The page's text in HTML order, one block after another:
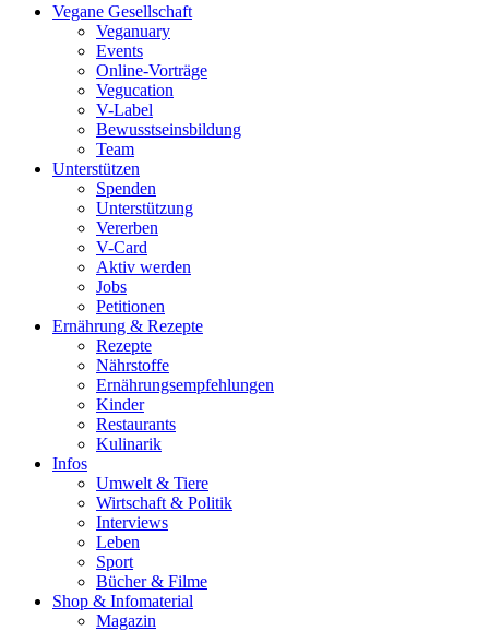
Vegane Gesellschaft
Veganuary
Events
Online-Vorträge
Vegucation
V-Label
Bewusstseinsbildung
Team
Unterstützen
Spenden
Unterstützung
Vererben
V-Card
Aktiv werden
Jobs
Petitionen
Ernährung & Rezepte
Rezepte
Nährstoffe
Ernährungsempfehlungen
Kinder
Restaurants
Kulinarik
Infos
Umwelt & Tiere
Wirtschaft & Politik
Interviews
Leben
Sport
Bücher & Filme
Shop & Infomaterial
Magazin